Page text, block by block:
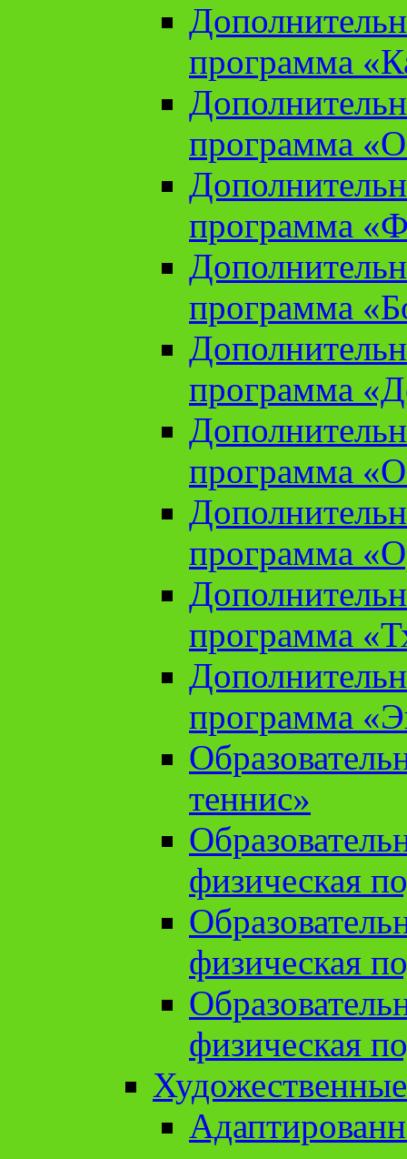
программа
программа
программа
программа
программа
программа
программа
программа
программа
теннис»
физическая
физическая
физическая
Художественные